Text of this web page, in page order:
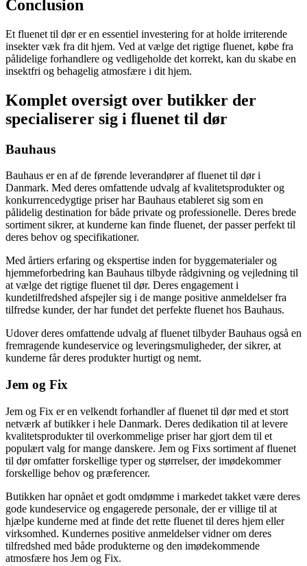
Conclusion
Et fluenet til dør er en essentiel investering for at holde irriterende
insekter væk fra dit hjem. Ved at vælge det rigtige fluenet, købe fra
pålidelige forhandlere og vedligeholde det korrekt, kan du skabe en
insektfri og behagelig atmosfære i dit hjem.
Komplet oversigt over butikker der
specialiserer sig i fluenet til dør
Bauhaus
Bauhaus er en af de førende leverandører af fluenet til dør i
Danmark. Med deres omfattende udvalg af kvalitetsprodukter og
konkurrencedygtige priser har Bauhaus etableret sig som en
pålidelig destination for både private og professionelle. Deres brede
sortiment sikrer, at kunderne kan finde fluenet, der passer perfekt til
deres behov og specifikationer.
Med årtiers erfaring og ekspertise inden for byggematerialer og
hjemmeforbedring kan Bauhaus tilbyde rådgivning og vejledning til
at vælge det rigtige fluenet til dør. Deres engagement i
kundetilfredshed afspejler sig i de mange positive anmeldelser fra
tilfredse kunder, der har fundet det perfekte fluenet hos Bauhaus.
Udover deres omfattende udvalg af fluenet tilbyder Bauhaus også en
fremragende kundeservice og leveringsmuligheder, der sikrer, at
kunderne får deres produkter hurtigt og nemt.
Jem og Fix
Jem og Fix er en velkendt forhandler af fluenet til dør med et stort
netværk af butikker i hele Danmark. Deres dedikation til at levere
kvalitetsprodukter til overkommelige priser har gjort dem til et
populært valg for mange danskere. Jem og Fixs sortiment af fluenet
til dør omfatter forskellige typer og størrelser, der imødekommer
forskellige behov og præferencer.
Butikken har opnået et godt omdømme i markedet takket være deres
gode kundeservice og engagerede personale, der er villige til at
hjælpe kunderne med at finde det rette fluenet til deres hjem eller
virksomhed. Kundernes positive anmeldelser vidner om deres
tilfredshed med både produkterne og den imødekommende
atmosfære hos Jem og Fix.